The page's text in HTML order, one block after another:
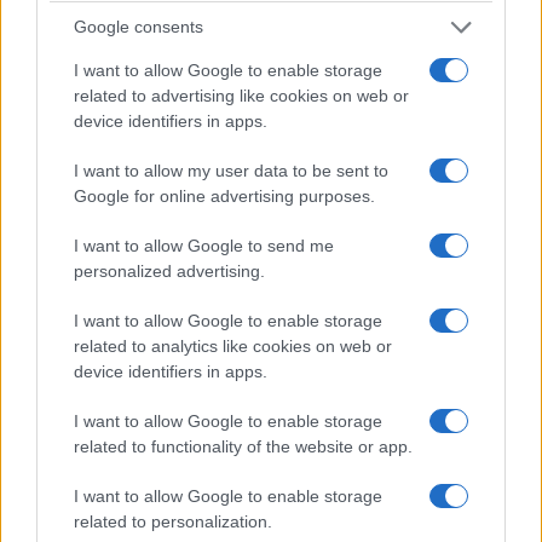
Google consents
I want to allow Google to enable storage
related to advertising like cookies on web or
device identifiers in apps.
I want to allow my user data to be sent to
Google for online advertising purposes.
I want to allow Google to send me
personalized advertising.
I want to allow Google to enable storage
related to analytics like cookies on web or
device identifiers in apps.
I want to allow Google to enable storage
related to functionality of the website or app.
I want to allow Google to enable storage
related to personalization.
Calderone conosce dall’interno il mondo delle
rappresentanza. Perché non applicare anche a
questi apparati lo stesso principio di efficienza